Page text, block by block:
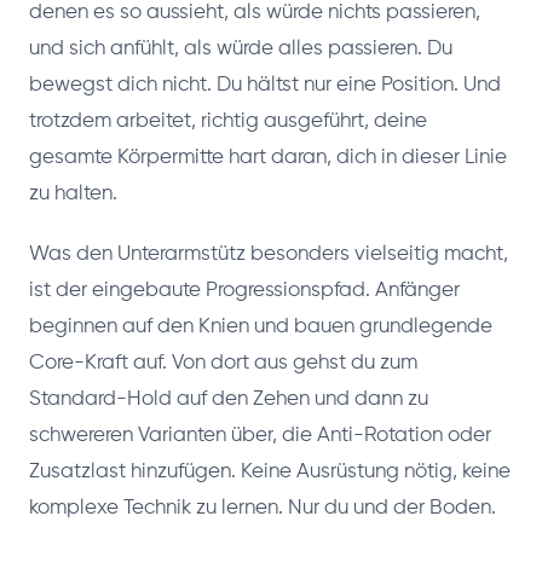
denen es so aussieht, als würde nichts passieren,
und sich anfühlt, als würde alles passieren. Du
bewegst dich nicht. Du hältst nur eine Position. Und
trotzdem arbeitet, richtig ausgeführt, deine
gesamte Körpermitte hart daran, dich in dieser Linie
zu halten.
Was den Unterarmstütz besonders vielseitig macht,
ist der eingebaute Progressionspfad. Anfänger
beginnen auf den Knien und bauen grundlegende
Core-Kraft auf. Von dort aus gehst du zum
Standard-Hold auf den Zehen und dann zu
schwereren Varianten über, die Anti-Rotation oder
Zusatzlast hinzufügen. Keine Ausrüstung nötig, keine
komplexe Technik zu lernen. Nur du und der Boden.